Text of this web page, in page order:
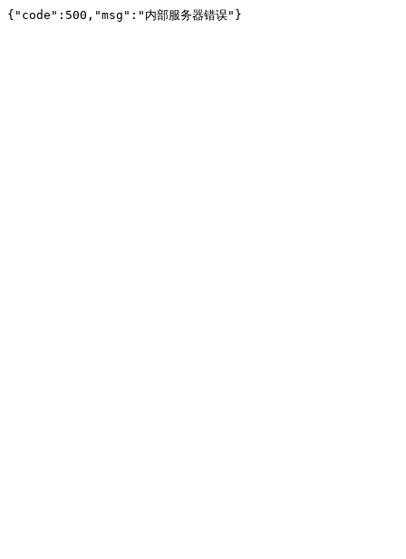
{"code":500,"msg":"内部服务器错误"}